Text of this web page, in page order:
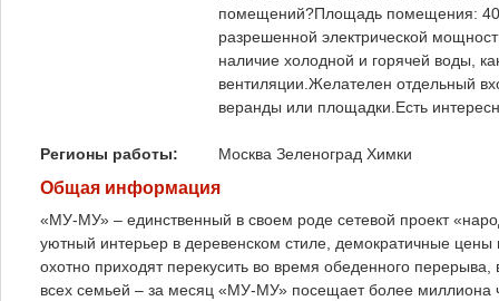
помещений?Площадь помещения:
разрешенной электрической
наличие холодной и горячей воды,
вентиляции.Желателен отдельный
веранды или площадки.Есть
Регионы работы: Москва Зеленоград Химки
Общая информация
«МУ-МУ» – единственный в своем роде сетевой проект
уютный интерьер в деревенском стиле, демократичные
охотно приходят перекусить во время обеденного
всех семьей – за месяц «МУ-МУ» посещает более